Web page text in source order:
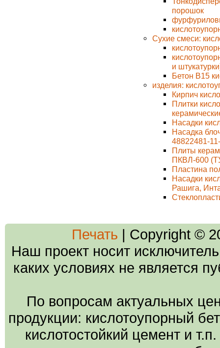
порошок
Сухие смеси:
и
Бетон В15
изделия:
Кирпич
Плитки
Насадки
Насадка
48822481-
Плиты
ПКВЛ-600
Пластина
Насадки
Рашига,
Печать | Copyright ©
Наш проект носит
каких условиях не является
По вопросам актуальных
продукции: кислотоупорный
кислотостойкий цемент и